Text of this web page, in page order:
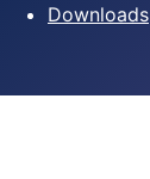
Downloads